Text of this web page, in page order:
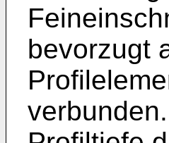
bevorzugt